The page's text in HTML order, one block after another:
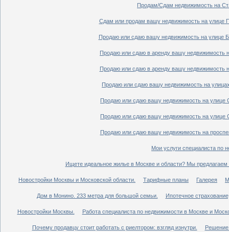
Продам/Сдам недвижимость на
Сдам или продам вашу недвижимость на улице
Продаю или сдаю вашу недвижимость на улице
Продаю или сдаю в аренду вашу недвижимость
Продаю или сдаю в аренду вашу недвижимость
Продаю или сдаю вашу недвижимость на
Продаю или сдаю вашу недвижимость на улице
Продаю или сдаю вашу недвижимость на улице
Продаю или сдаю вашу недвижимость на
Мои услуги специалиста по
Ищете идеальное жилье в Москве и области? Мы
Новостройки Москвы и Московской области. Тарифные планы Галерея
Дом в Монино. 233 метра для большой семьи. Ипотечное
Новостройки Москвы. Работа специалиста по недвижимости в Москве и
Почему продавцу стоит работать с риелтором: взгляд изнутри.